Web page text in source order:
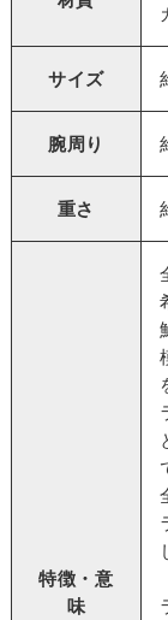
サイズ
腕周り
重さ
特徴・意
味